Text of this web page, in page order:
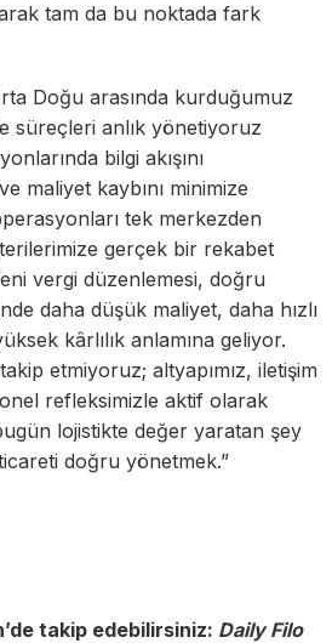
tam da bu noktada fark
Doğu arasında kurduğumuz
süreçleri anlık yönetiyoruz
bilgi akışını
maliyet kaybını minimize
tek merkezden
gerçek bir rekabet
vergi düzenlemesi, doğru
daha düşük maliyet, daha hızlı
kârlılık anlamına geliyor.
etmiyoruz; altyapımız, iletişim
refleksimizle aktif olarak
lojistikte değer yaratan şey
doğru yönetmek.”
takip edebilirsiniz: Daily Filo